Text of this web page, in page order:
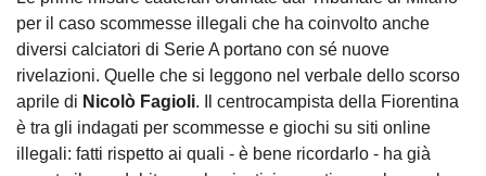
per il caso scommesse illegali che ha coinvolto anche
diversi calciatori di Serie A portano con sé nuove
rivelazioni. Quelle che si leggono nel verbale dello scorso
aprile di Nicolò Fagioli. Il centrocampista della Fiorentina
è tra gli indagati per scommesse e giochi su siti online
illegali: fatti rispetto ai quali - è bene ricordarlo - ha già